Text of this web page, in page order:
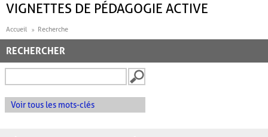
VIGNETTES DE PÉDAGOGIE ACTIVE
Accueil Recherche
RECHERCHER
Voir tous les mots-clés